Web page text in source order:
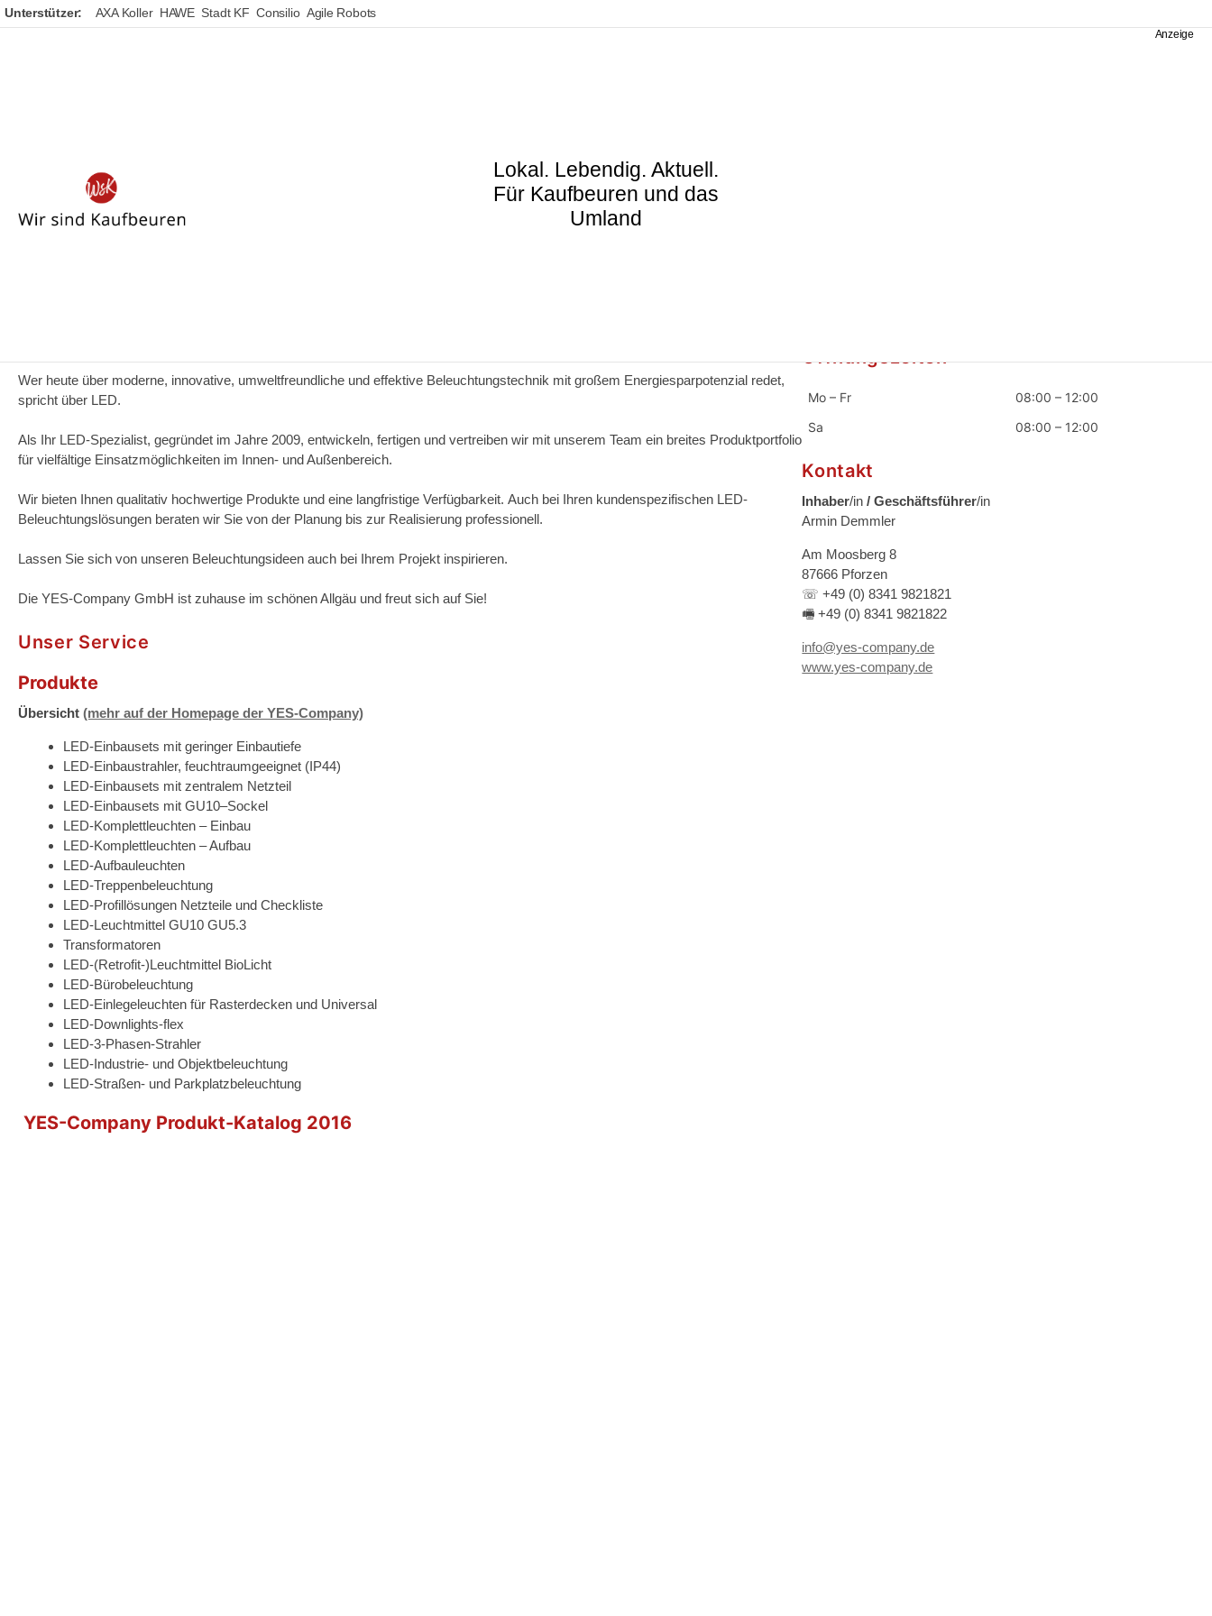
Unterstützer: AXA Koller HAWE Stadt KF Consilio Agile Robots
Lokal. Lebendig. Aktuell.
Für Kaufbeuren und das
Umland
Wer heute über moderne, innovative, umweltfreundliche und effektive Beleuchtungstechnik mit großem Energiesparpotenzial redet,
spricht über LED.
Als Ihr LED-Spezialist, gegründet im Jahre 2009, entwickeln, fertigen und vertreiben wir mit unserem Team ein breites Produktportfolio
für vielfältige Einsatzmöglichkeiten im Innen- und Außenbereich.
Wir bieten Ihnen qualitativ hochwertige Produkte und eine langfristige Verfügbarkeit. Auch bei Ihren kundenspezifischen LED-
Beleuchtungslösungen beraten wir Sie von der Planung bis zur Realisierung professionell.
Lassen Sie sich von unseren Beleuchtungsideen auch bei Ihrem Projekt inspirieren.
Die YES-Company GmbH ist zuhause im schönen Allgäu und freut sich auf Sie!
Unser Service
Produkte
Übersicht (mehr auf der Homepage der YES-Company)
LED-Einbausets mit geringer Einbautiefe
LED-Einbaustrahler, feuchtraumgeeignet (IP44)
LED-Einbausets mit zentralem Netzteil
LED-Einbausets mit GU10–Sockel
LED-Komplettleuchten – Einbau
LED-Komplettleuchten – Aufbau
LED-Aufbauleuchten
LED-Treppenbeleuchtung
LED-Profillösungen Netzteile und Checkliste
LED-Leuchtmittel GU10 GU5.3
Transformatoren
LED-(Retrofit-)Leuchtmittel BioLicht
LED-Bürobeleuchtung
LED-Einlegeleuchten für Rasterdecken und Universal
LED-Downlights-flex
LED-3-Phasen-Strahler
LED-Industrie- und Objektbeleuchtung
LED-Straßen- und Parkplatzbeleuchtung
YES-Company Produkt-Katalog 2016
Öffnungszeiten
Mo – Fr
08:00 – 12:00
Sa
08:00 – 12:00
Kontakt
Inhaber/in / Geschäftsführer/in
Armin Demmler
Am Moosberg 8
87666 Pforzen
☏ +49 (0) 8341 9821821
🖷 +49 (0) 8341 9821822
info@yes-company.de
www.yes-company.de